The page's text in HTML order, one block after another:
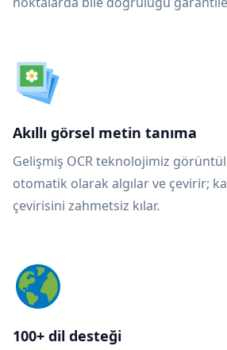
Akıllı görsel metin tanıma
Gelişmiş OCR teknolojimiz
otomatik olarak algılar ve çevirir;
çevirisini zahmetsiz kılar.
100+ dil desteği